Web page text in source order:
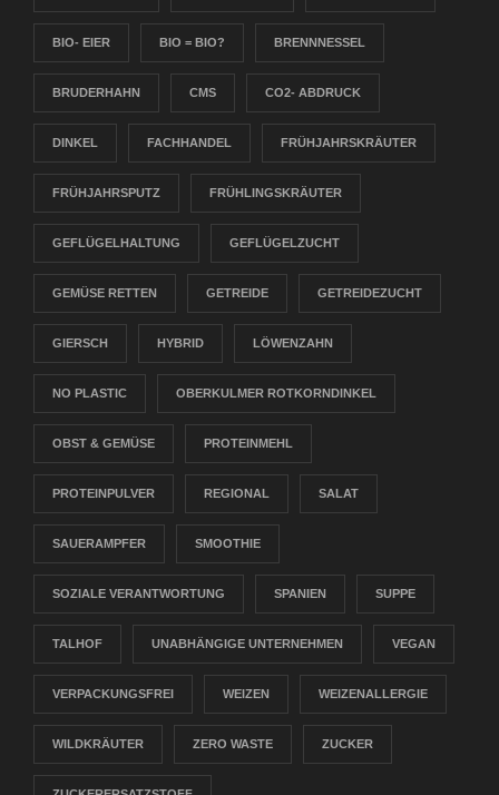
BIO- EIER BIO = BIO? BRENNNESSEL
BRUDERHAHN CMS CO2- ABDRUCK
DINKEL FACHHANDEL FRÜHJAHRSKRÄUTER
FRÜHJAHRSPUTZ FRÜHLINGSKRÄUTER
GEFLÜGELHALTUNG GEFLÜGELZUCHT
GEMÜSE RETTEN GETREIDE GETREIDEZUCHT
GIERSCH HYBRID LÖWENZAHN
NO PLASTIC OBERKULMER ROTKORNDINKEL
OBST & GEMÜSE PROTEINMEHL
PROTEINPULVER REGIONAL SALAT
SAUERAMPFER SMOOTHIE
SOZIALE VERANTWORTUNG SPANIEN SUPPE
TALHOF UNABHÄNGIGE UNTERNEHMEN VEGAN
VERPACKUNGSFREI WEIZEN WEIZENALLERGIE
WILDKRÄUTER ZERO WASTE ZUCKER